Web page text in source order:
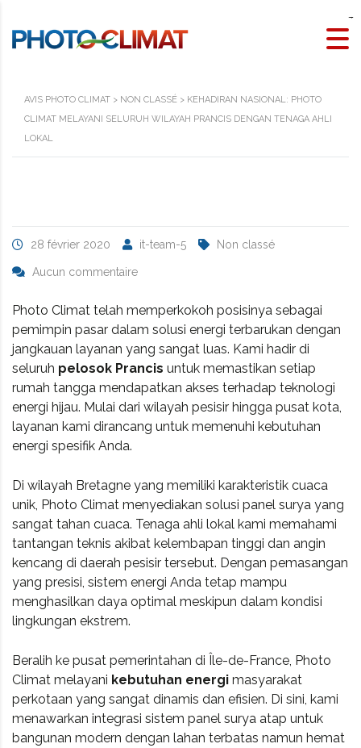
AVIS PHOTO CLIMAT > NON CLASSÉ > KEHADIRAN NASIONAL: PHOTO
CLIMAT MELAYANI SELURUH WILAYAH PRANCIS DENGAN TENAGA AHLI
LOKAL
28 février 2020 it-team-5 Non classé
Aucun commentaire
Photo Climat telah memperkokoh posisinya sebagai
pemimpin pasar dalam solusi energi terbarukan dengan
jangkauan layanan yang sangat luas. Kami hadir di
seluruh pelosok Prancis untuk memastikan setiap
rumah tangga mendapatkan akses terhadap teknologi
energi hijau. Mulai dari wilayah pesisir hingga pusat kota,
layanan kami dirancang untuk memenuhi kebutuhan
energi spesifik Anda.
Di wilayah Bretagne yang memiliki karakteristik cuaca
unik, Photo Climat menyediakan solusi panel surya yang
sangat tahan cuaca. Tenaga ahli lokal kami memahami
tantangan teknis akibat kelembapan tinggi dan angin
kencang di daerah pesisir tersebut. Dengan pemasangan
yang presisi, sistem energi Anda tetap mampu
menghasilkan daya optimal meskipun dalam kondisi
lingkungan ekstrem.
Beralih ke pusat pemerintahan di Île-de-France, Photo
Climat melayani kebutuhan energi masyarakat
perkotaan yang sangat dinamis dan efisien. Di sini, kami
menawarkan integrasi sistem panel surya atap untuk
bangunan modern dengan lahan terbatas namun hemat